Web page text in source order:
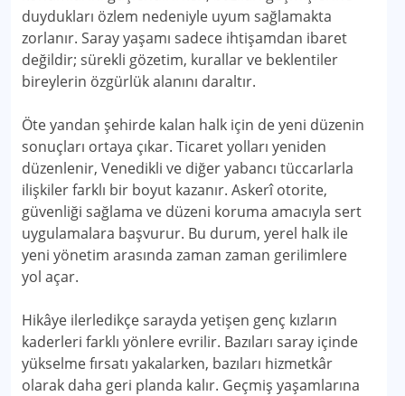
duydukları özlem nedeniyle uyum sağlamakta
zorlanır. Saray yaşamı sadece ihtişamdan ibaret
değildir; sürekli gözetim, kurallar ve beklentiler
bireylerin özgürlük alanını daraltır.
Öte yandan şehirde kalan halk için de yeni düzenin
sonuçları ortaya çıkar. Ticaret yolları yeniden
düzenlenir, Venedikli ve diğer yabancı tüccarlarla
ilişkiler farklı bir boyut kazanır. Askerî otorite,
güvenliği sağlama ve düzeni koruma amacıyla sert
uygulamalara başvurur. Bu durum, yerel halk ile
yeni yönetim arasında zaman zaman gerilimlere
yol açar.
Hikâye ilerledikçe sarayda yetişen genç kızların
kaderleri farklı yönlere evrilir. Bazıları saray içinde
yükselme fırsatı yakalarken, bazıları hizmetkâr
olarak daha geri planda kalır. Geçmiş yaşamlarına